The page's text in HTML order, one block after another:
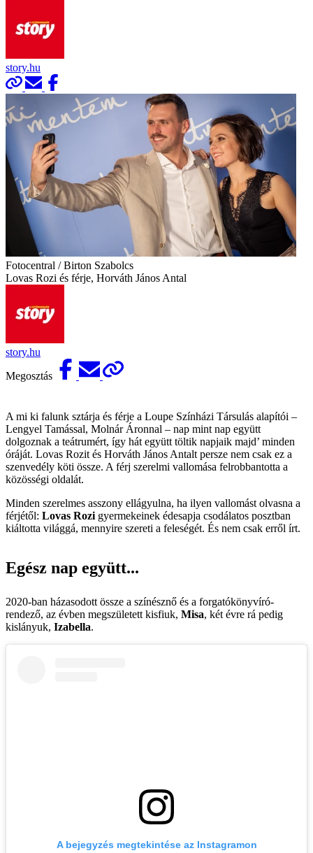
story.hu
Fotocentral / Birton Szabolcs
Lovas Rozi és férje, Horváth János Antal
story.hu
Megosztás
A mi ki falunk sztárja és férje a Loupe Színházi Társulás alapítói –
Lengyel Tamással, Molnár Áronnal – nap mint nap együtt
dolgoznak a teátrumért, így hát együtt töltik napjaik majd’ minden
óráját. Lovas Rozit és Horváth János Antalt persze nem csak ez a
szenvedély köti össze. A férj szerelmi vallomása felrobbantotta a
közösségi oldalát.
Minden szerelmes asszony ellágyulna, ha ilyen vallomást olvasna a
férjétől: Lovas Rozi gyermekeinek édesapja csodálatos posztban
kiáltotta világgá, mennyire szereti a feleségét. És nem csak erről írt.
Egész nap együtt...
2020-ban házasodott össze a színésznő és a forgatókönyvíró-
rendező, az évben megszületett kisfiuk, Misa, két évre rá pedig
kislányuk, Izabella.
A bejegyzés megtekintése az Instagramon